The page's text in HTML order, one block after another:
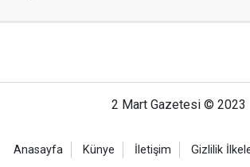
2 Mart Gazetesi © 2023
Anasayfa Künye İletişim Gizlilik